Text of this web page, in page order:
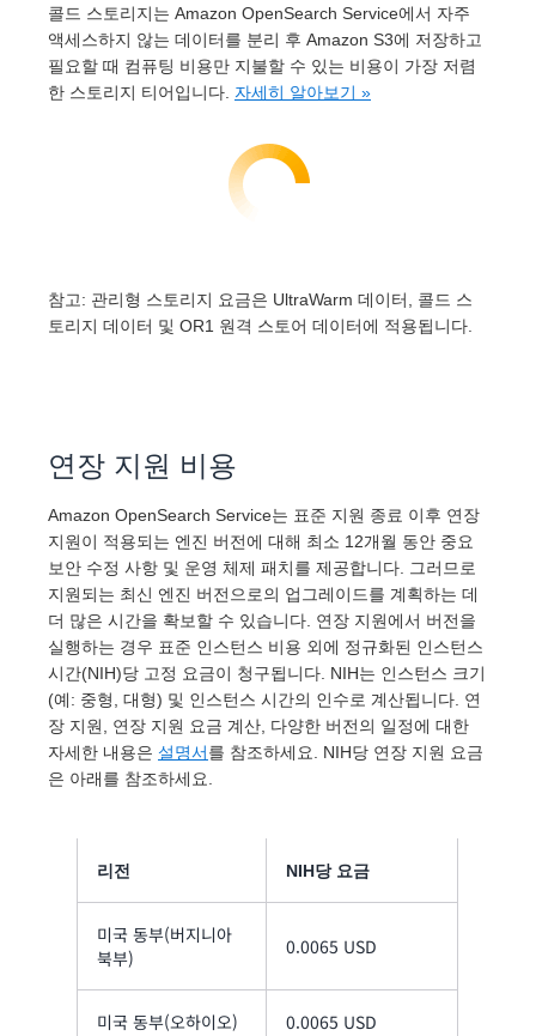
콜드 스토리지는 Amazon OpenSearch Service에서 자주
액세스하지 않는 데이터를 분리 후 Amazon S3에 저장하고
필요할 때 컴퓨팅 비용만 지불할 수 있는 비용이 가장 저렴
한 스토리지 티어입니다. 자세히 알아보기 »
참고: 관리형 스토리지 요금은 UltraWarm 데이터, 콜드 스
토리지 데이터 및 OR1 원격 스토어 데이터에 적용됩니다.
연장 지원 비용
Amazon OpenSearch Service는 표준 지원 종료 이후 연장
지원이 적용되는 엔진 버전에 대해 최소 12개월 동안 중요
보안 수정 사항 및 운영 체제 패치를 제공합니다. 그러므로
지원되는 최신 엔진 버전으로의 업그레이드를 계획하는 데
더 많은 시간을 확보할 수 있습니다. 연장 지원에서 버전을
실행하는 경우 표준 인스턴스 비용 외에 정규화된 인스턴스
시간(NIH)당 고정 요금이 청구됩니다. NIH는 인스턴스 크기
(예: 중형, 대형) 및 인스턴스 시간의 인수로 계산됩니다. 연
장 지원, 연장 지원 요금 계산, 다양한 버전의 일정에 대한
자세한 내용은 설명서를 참조하세요. NIH당 연장 지원 요금
은 아래를 참조하세요.
리전 NIH당 요금
미국 동부(버지니아
북부)
0.0065 USD
미국 동부(오하이오) 0.0065 USD